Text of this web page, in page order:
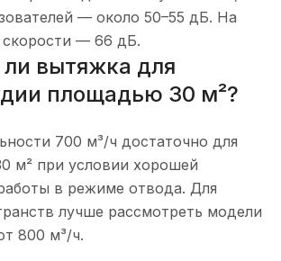
— около 50–55 дБ. На
— 66 дБ.
вытяжка для
площадью 30 м²?
700 м³/ч достаточно для
м² при условии хорошей
в режиме отвода. Для
лучше рассмотреть модели
800 м³/ч.